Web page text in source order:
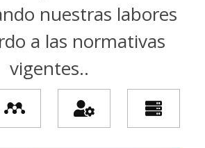
nuestras labores
a las normativas
vigentes..